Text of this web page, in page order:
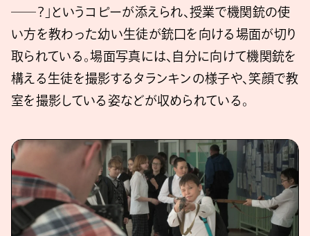
――？」というコピーが添えられ、授業で機関銃の使
い方を教わった幼い生徒が銃口を向ける場面が切り
取られている。場面写真には、自分に向けて機関銃を
構える生徒を撮影するタランキンの様子や、笑顔で教
室を撮影している姿などが収められている。